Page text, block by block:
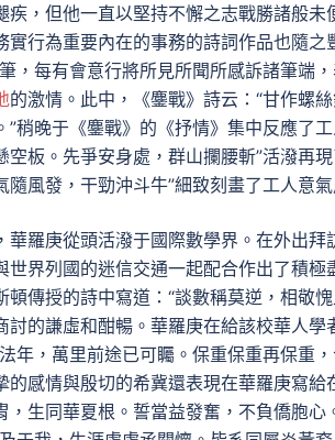
疾，但他一直以堅持不懈之志戰勝諸般
實行為重要內在的事務的詩詞作品也隨
，每有會意行將所見所聞所感訴諸筆端
的激情。此中，《鏖戰》詩云：“甘作螺
”稍晚于《鏖戰》的《抒情》集中反應了
空板。先爭安身處，群山攔腰斬”活潑再
隨風發，干勁沖斗牛”細致刻畫了工人意
華羅庚從頭活潑于國際數學界。在外出
世界列國的迷信交通一起配合作出了積
頓傳授的詩中寫道：“談數稱莫逆，相敬
討的謙虛和酣暢。華羅庚在給該校華人
年，萬里前途已可矚。保重保重再保重
的感情與殷切的希冀還表現在華羅庚寫
，生同華夏根。誓當益發奮，不負僑胞